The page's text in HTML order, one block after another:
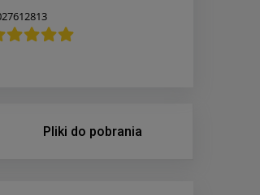
Pliki do pobrania